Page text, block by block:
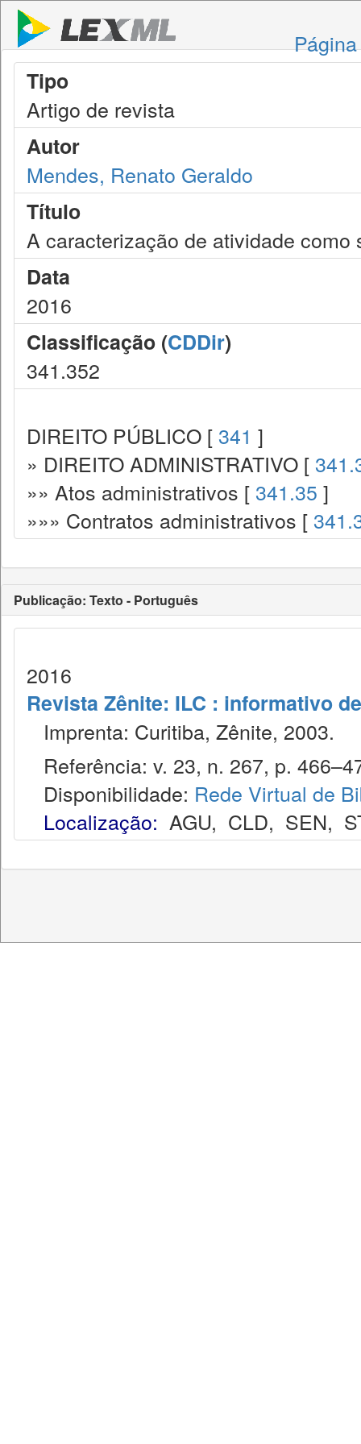
Tipo
Artigo de revista
Autor
Mendes, Renato Geraldo
Título
A caracterização de atividade
Data
2016
Classificação (CDDir)
341.352
DIREITO PÚBLICO [ 341 ]
» DIREITO ADMINISTRATIVO [
»» Atos administrativos [ 341.35 ]
»»» Contratos administrativos [
Publicação: Texto - Português
2016
Revista Zênite: ILC : informativo
Imprenta: Curitiba, Zênite, 2003.
Referência: v. 23, n. 267, p.
Disponibilidade: Rede Virtual de
Localização: AGU, CLD, SEN,